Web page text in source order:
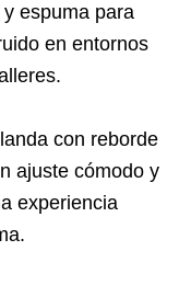
espuma para
en entornos
con reborde
ajuste cómodo y
experiencia